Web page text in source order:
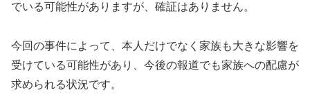
でいる可能性がありますが、確証はありません。
今回の事件によって、本人だけでなく家族も大きな影響を
受けている可能性があり、今後の報道でも家族への配慮が
求められる状況です。